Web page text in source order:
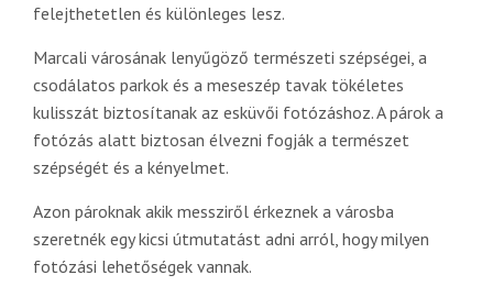
felejthetetlen és különleges lesz.
Marcali városának lenyűgöző természeti szépségei, a
csodálatos parkok és a meseszép tavak tökéletes
kulisszát biztosítanak az esküvői fotózáshoz. A párok a
fotózás alatt biztosan élvezni fogják a természet
szépségét és a kényelmet.
Azon pároknak akik messziről érkeznek a városba
szeretnék egy kicsi útmutatást adni arról, hogy milyen
fotózási lehetőségek vannak.